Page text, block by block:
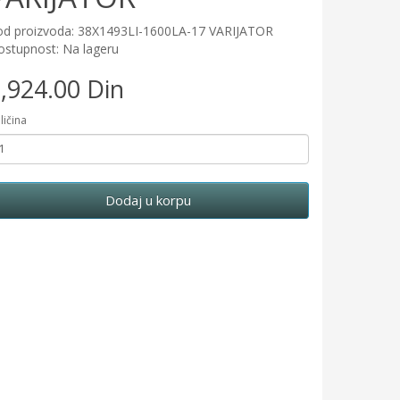
proizvoda: 38X1493LI-1600LA-17 VARIJATOR
Na lageru
Din
Dodaj u korpu